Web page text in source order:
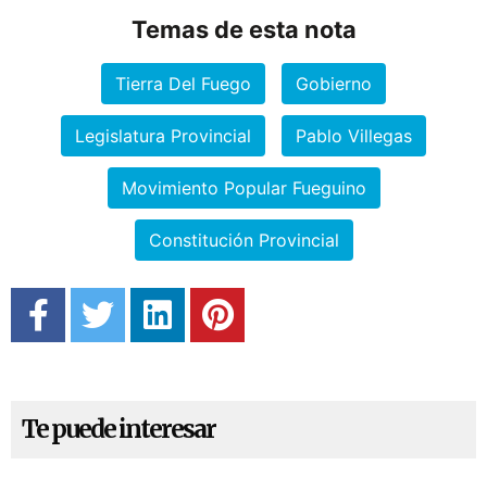
Temas de esta nota
Tierra Del Fuego Gobierno
Legislatura Provincial Pablo Villegas
Movimiento Popular Fueguino
Constitución Provincial
Te puede interesar